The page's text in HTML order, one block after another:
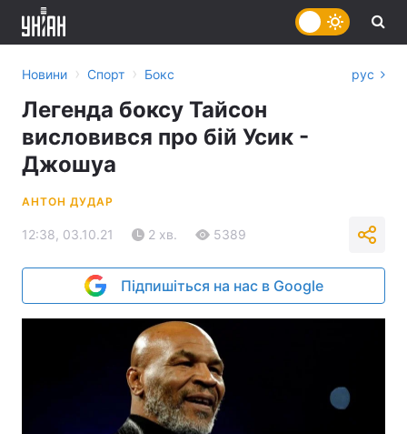
Новини › Спорт › Бокс рус
Легенда боксу Тайсон
висловився про бій Усик -
Джошуа
АНТОН ДУДАР
12:38, 03.10.21 2 хв. 5389
Підпишіться на нас в Google